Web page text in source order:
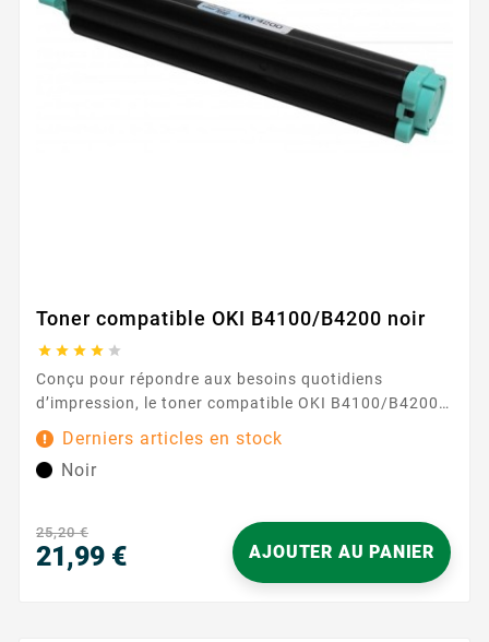
Toner compatible OKI B4100/B4200 noir
    
Conçu pour répondre aux besoins quotidiens
d’impression, le toner compatible OKI B4100/B4200
en noir est une solution fiable et pratique pour vos
documents professionnels. Parfaitement compatible
avec les imprimantes OKI B4100 et B4200 , il offre
Derniers articles en stock
Noir
25,20 €
21,99 € AJOUTER AU PANIER